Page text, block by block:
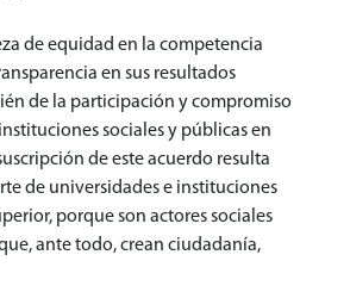
de equidad en la competencia
en sus resultados
de la participación y compromiso
sociales y públicas en
de este acuerdo resulta
de universidades e instituciones
porque son actores sociales
ante todo, crean ciudadanía,